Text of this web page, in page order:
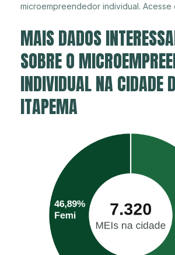
microempreendedor individual. Acesse
MAIS DADOS
SOBRE O
INDIVIDUAL NA CIDADE
ITAPEMA